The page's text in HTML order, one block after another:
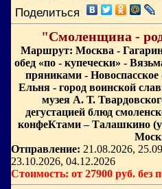
Поделиться
"Смоленщина -
Маршрут: Москва -
обед «по - купечески» -
пряниками -
Ельня - город воинской
музея А. Т.
дегустацией блюд
конфеКтами – Талашкино
Отправление: 21.08.2026,
23.10.2026, 04.12.2026
Стоимость: от 27900 руб. без